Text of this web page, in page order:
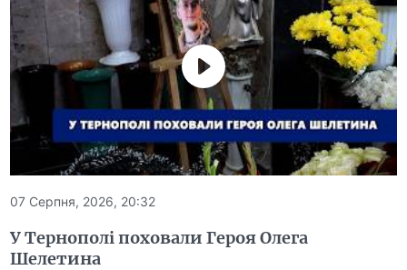
07 Серпня, 2026, 20:32
У Тернополі поховали Героя Олега
Шелетина